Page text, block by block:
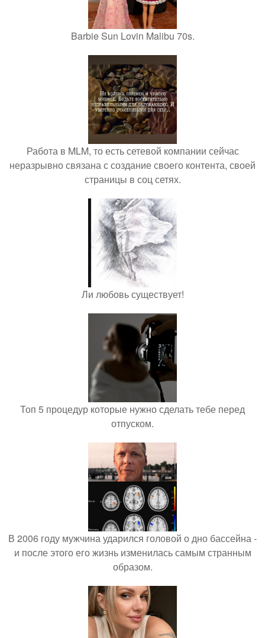
Barbie Sun Lovin Malibu 70s.
Работа в MLM, то есть сетевой компании сейчас
неразрывно связана с создание своего контента, своей
страницы в соц сетях.
Ли любовь существует!
Топ 5 процедур которые нужно сделать тебе перед
отпуском.
В 2006 году мужчина ударился головой о дно бассейна -
и после этого его жизнь изменилась самым странным
образом.